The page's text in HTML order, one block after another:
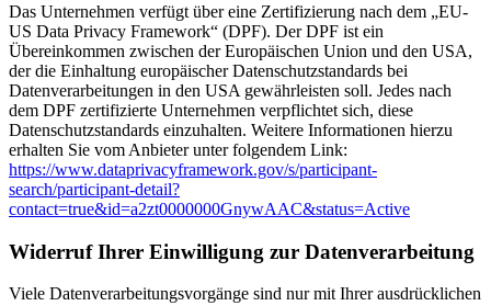
Das Unternehmen verfügt über eine Zertifizierung nach dem „EU-
US Data Privacy Framework“ (DPF). Der DPF ist ein
Übereinkommen zwischen der Europäischen Union und den USA,
der die Einhaltung europäischer Datenschutzstandards bei
Datenverarbeitungen in den USA gewährleisten soll. Jedes nach
dem DPF zertifizierte Unternehmen verpflichtet sich, diese
Datenschutzstandards einzuhalten. Weitere Informationen hierzu
erhalten Sie vom Anbieter unter folgendem Link:
https://www.dataprivacyframework.gov/s/participant-
search/participant-detail?
contact=true&id=a2zt0000000GnywAAC&status=Active
Widerruf Ihrer Einwilligung zur Datenverarbeitung
Viele Datenverarbeitungsvorgänge sind nur mit Ihrer ausdrücklichen